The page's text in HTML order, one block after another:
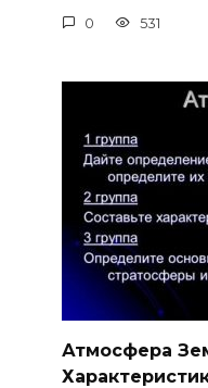
0 531
Атмосфера